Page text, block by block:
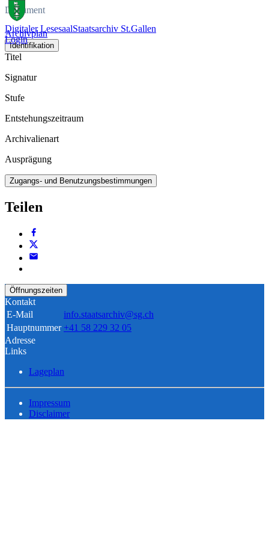
Digitaler LesesaalStaatsarchiv St.Gallen
Login
Dokument
Archivplan
Identifikation
Titel
Signatur
Stufe
Entstehungszeitraum
Archivalienart
Ausprägung
Zugangs- und Benutzungsbestimmungen
Teilen
Öffnungszeiten
Kontakt
E-Mail
info.staatsarchiv@sg.ch
Hauptnummer +41 58 229 32 05
Adresse
Links
Lageplan
Impressum
Disclaimer